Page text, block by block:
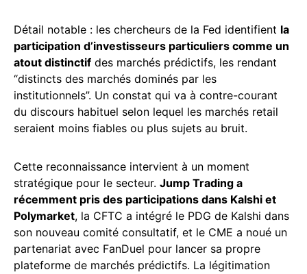
Détail notable : les chercheurs de la Fed identifient la
participation d’investisseurs particuliers comme un
atout distinctif des marchés prédictifs, les rendant
“distincts des marchés dominés par les
institutionnels”. Un constat qui va à contre-courant
du discours habituel selon lequel les marchés retail
seraient moins fiables ou plus sujets au bruit.
Cette reconnaissance intervient à un moment
stratégique pour le secteur. Jump Trading a
récemment pris des participations dans Kalshi et
Polymarket, la CFTC a intégré le PDG de Kalshi dans
son nouveau comité consultatif, et le CME a noué un
partenariat avec FanDuel pour lancer sa propre
plateforme de marchés prédictifs. La légitimation